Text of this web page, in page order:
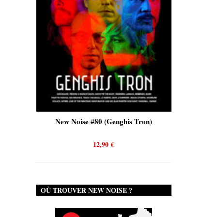
New Noise #80 (Genghis Tron)
12,90€
OÙ TROUVER NEW NOISE ?